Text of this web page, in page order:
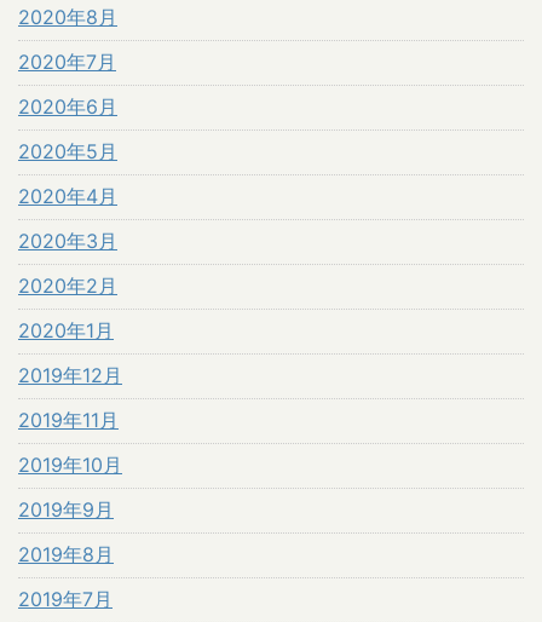
2020年8月
2020年7月
2020年6月
2020年5月
2020年4月
2020年3月
2020年2月
2020年1月
2019年12月
2019年11月
2019年10月
2019年9月
2019年8月
2019年7月